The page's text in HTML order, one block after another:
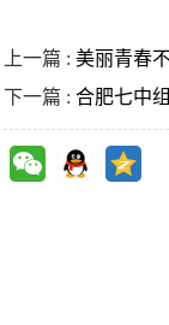
上一篇 : 美丽青春
下一篇 : 合肥七中